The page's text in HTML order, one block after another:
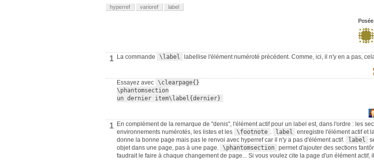
hyperref varioref label
Posée
1 La commande \label labellise l'élément numéroté précédent. Comme, ici, il n'y en a pas,
Essayez avec \clearpage{}
\phantomsection
un dernier item\label{dernier}
1
En complément de la remarque de "denis", l'élément actif pour un label est, dans l'ordre : les
environnements numérotés, les listes et les \footnote . label
enregistre l'élément actif et
donne la bonne page mais pas le renvoi avec hyperref car il n'y a pas d'élément actif.
label
objet dans une page, pas à une page. \phantomsection permet d'ajouter des sections
faudrait le faire à chaque changement de page... Si vous voulez cite la page d'un élément actif,